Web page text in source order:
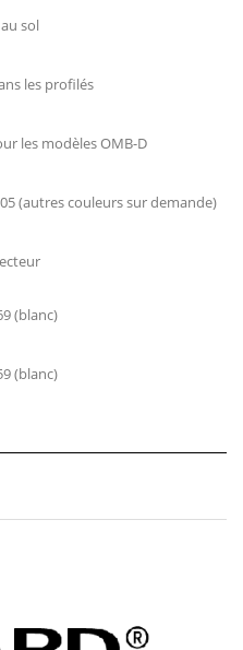
sol
les profilés
les modèles OMB-D
(autres couleurs sur demande)
(blanc)
(blanc)